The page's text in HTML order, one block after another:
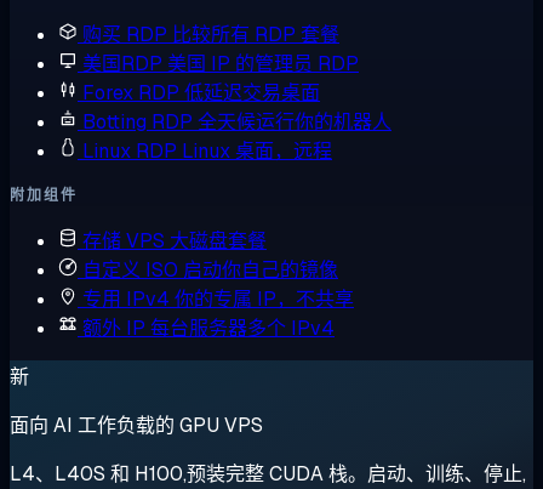
购买 RDP 比较所有 RDP 套餐
美国RDP 美国 IP 的管理员 RDP
Forex RDP 低延迟交易桌面
Botting RDP 全天候运行你的机器人
Linux RDP Linux 桌面，远程
附加组件
存储 VPS 大磁盘套餐
自定义 ISO 启动你自己的镜像
专用 IPv4 你的专属 IP，不共享
额外 IP 每台服务器多个 IPv4
新
面向 AI 工作负载的 GPU VPS
L4、L40S 和 H100,预装完整 CUDA 栈。启动、训练、停止,